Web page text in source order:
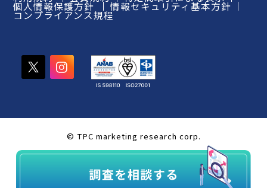
個人情報保護方針 情報セキュリティ基本方針
コンプライアンス規程
© TPC marketing research corp.